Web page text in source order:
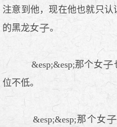
注意到他，现在他也就只
的黑龙女
。
&esp;&esp;那个女
位不低。
&esp;&esp;那个女